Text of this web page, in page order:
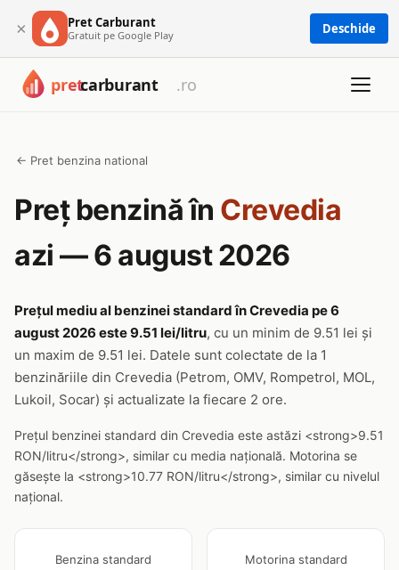
× Pret Carburant
Gratuit pe Google Play Deschide
← Pret benzina national
Preț benzină în Crevedia
azi — 6 august 2026
Prețul mediu al benzinei standard în Crevedia pe 6
august 2026 este 9.51 lei/litru, cu un minim de 9.51 lei și
un maxim de 9.51 lei. Datele sunt colectate de la 1
benzinăriile din Crevedia (Petrom, OMV, Rompetrol, MOL,
Lukoil, Socar) și actualizate la fiecare 2 ore.
Prețul benzinei standard din Crevedia este astăzi <strong>9.51
RON/litru</strong>, similar cu media națională. Motorina se
găsește la <strong>10.77 RON/litru</strong>, similar cu nivelul
național.
Benzina standard Motorina standard